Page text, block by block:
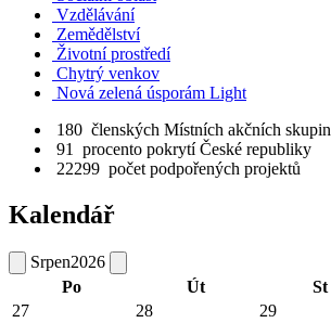
Vzdělávání
Zemědělství
Životní prostředí
Chytrý venkov
Nová zelená úsporám Light
180 členských Místních akčních skupin
91
procento pokrytí České republiky
22299 počet podpořených projektů
Kalendář
Srpen2026
Po
Út St
27
28 29